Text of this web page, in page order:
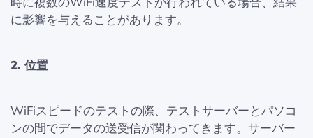
に影響を与えることがあります。
2. 位置
WiFiスピードのテストの際、テストサーバーとパソコ
ンの間でデータの送受信が関わってきます。サーバー